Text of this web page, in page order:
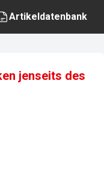
Artikeldatenbank
jenseits des